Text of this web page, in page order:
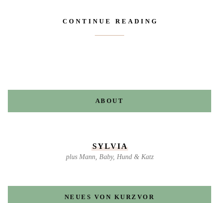
CONTINUE READING
ABOUT
SYLVIA
plus Mann, Baby, Hund & Katz
NEUES VON KURZVOR